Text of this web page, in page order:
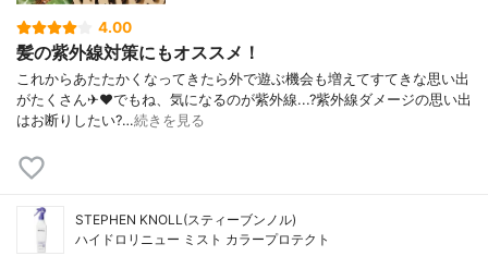
4.00
髪の紫外線対策にもオススメ！
これからあたたかくなってきたら外で遊ぶ機会も増えて すてきな思い出
がたくさん✈︎❤︎ でもね、気になるのが紫外線...? 紫外線ダメージの思い出
はお断りしたい?…続きを見る
STEPHEN KNOLL(スティーブンノル)
ハイドロリニュー ミスト カラープロテクト